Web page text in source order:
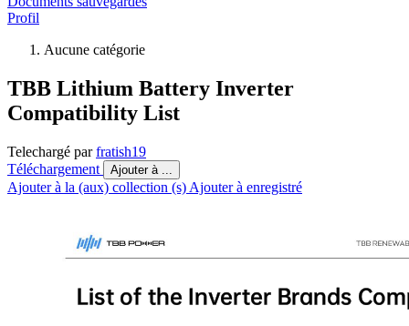
Profil
Aucune catégorie
TBB Lithium Battery Inverter
Compatibility List
Telechargé parfratish19
Téléchargement
Ajouter à ...
Ajouter à la (aux) collection (s) Ajouter à enregistré
List of the Inverter Brands